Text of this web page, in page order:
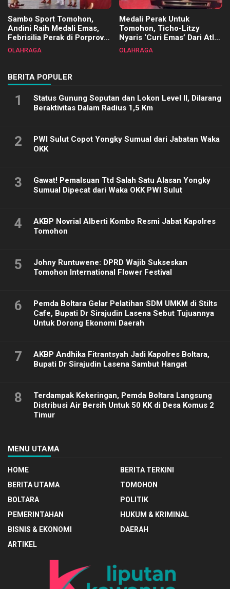
Sambo Sport Tomohon,
Andini Raih Medali Emas,
Febrisilia Perak di Porprov
Sulut 2025
OLAHRAGA
Medali Perak Untuk
Tomohon, Ticho-Litzy
Nyaris ‘Curi Emas’ Dari Atlet
Biliar PON di Porprov Sulut
OLAHRAGA
BERITA POPULER
1
Status Gunung Soputan dan Lokon Level II, Dilarang
Beraktivitas Dalam Radius 1,5 Km
2
PWI Sulut Copot Yongky Sumual dari Jabatan Waka
OKK
3
Gawat! Pemalsuan Ttd Salah Satu Alasan Yongky
Sumual Dipecat dari Waka OKK PWI Sulut
4
AKBP Novrial Alberti Kombo Resmi Jabat Kapolres
Tomohon
5
Johny Runtuwene: DPRD Wajib Sukseskan
Tomohon International Flower Festival
6
Pemda Boltara Gelar Pelatihan SDM UMKM di Stilts
Cafe, Bupati Dr Sirajudin Lasena Sebut Tujuannya
Untuk Dorong Ekonomi Daerah
7
AKBP Andhika Fitrantsyah Jadi Kapolres Boltara,
Bupati Dr Sirajudin Lasena Sambut Hangat
8
Terdampak Kekeringan, Pemda Boltara Langsung
Distribusi Air Bersih Untuk 50 KK di Desa Komus 2
Timur
MENU UTAMA
HOME
BERITA TERKINI
BERITA UTAMA
TOMOHON
BOLTARA
POLITIK
PEMERINTAHAN
HUKUM & KRIMINAL
BISNIS & EKONOMI
DAERAH
ARTIKEL